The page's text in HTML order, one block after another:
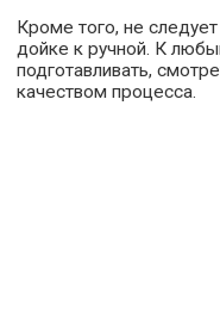
Кроме того, не
дойке к ручной. К
подготавливать,
качеством процесса.